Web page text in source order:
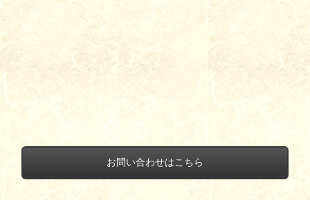
お問い合わせはこちら